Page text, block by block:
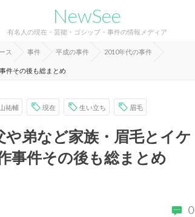
NewSee
有名人の現在・芸能・ゴシップ・事件の情報メディア
ス 事件 平成の事件 2010年代の事件
件その後も総まとめ
祐輔 現在 生い立ち 眉毛
や弟など家族・眉毛とイケ
事件その後も総まとめ
0